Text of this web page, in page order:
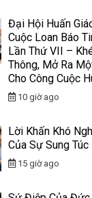
Đại Hội Huấn
Cuộc Loan Báo
Lần Thứ VII –
Thông, Mở Ra
Cho Công Cuộc
10 giờ ago
Lời Khấn Khó
Của Sự Sung Túc
15 giờ ago